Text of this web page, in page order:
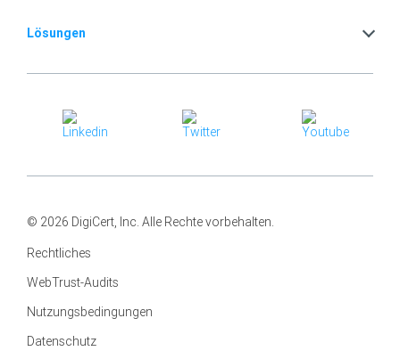
Lösungen
© 2026 DigiCert, Inc. Alle Rechte vorbehalten.
Rechtliches
WebTrust-Audits
Nutzungsbedingungen
Datenschutz